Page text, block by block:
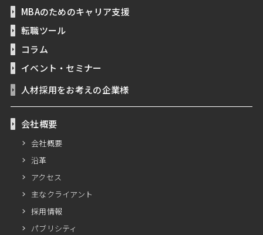
MBAのためのキャリア支援
転職ツール
コラム
イベント・セミナー
人材採用をお考えの企業様
会社概要
会社概要
沿革
アクセス
主なクライアント
採用情報
パブリシティ